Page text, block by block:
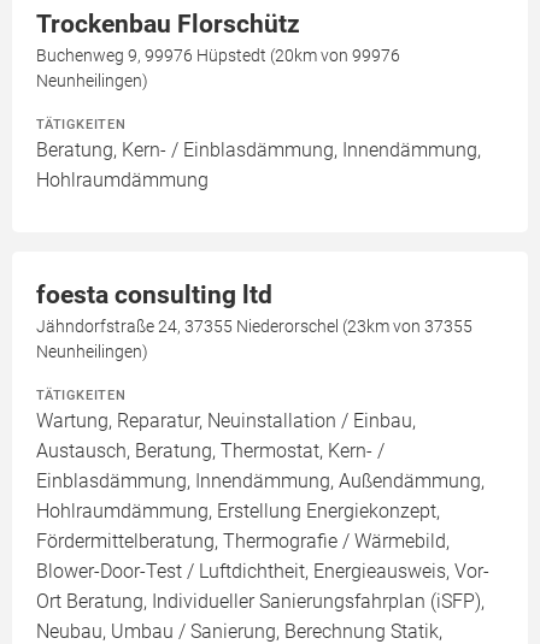
Trockenbau Florschütz
Buchenweg 9, 99976 Hüpstedt (20km von 99976
Neunheilingen)
TÄTIGKEITEN
Beratung, Kern- / Einblasdämmung, Innendämmung,
Hohlraumdämmung
foesta consulting ltd
Jähndorfstraße 24, 37355 Niederorschel (23km von 37355
Neunheilingen)
TÄTIGKEITEN
Wartung, Reparatur, Neuinstallation / Einbau,
Austausch, Beratung, Thermostat, Kern- /
Einblasdämmung, Innendämmung, Außendämmung,
Hohlraumdämmung, Erstellung Energiekonzept,
Fördermittelberatung, Thermografie / Wärmebild,
Blower-Door-Test / Luftdichtheit, Energieausweis, Vor-
Ort Beratung, Individueller Sanierungsfahrplan (iSFP),
Neubau, Umbau / Sanierung, Berechnung Statik,